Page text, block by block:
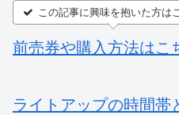
この記事に興味を抱いた方は
前売券や購入方法はこ
ライトアップの時間帯